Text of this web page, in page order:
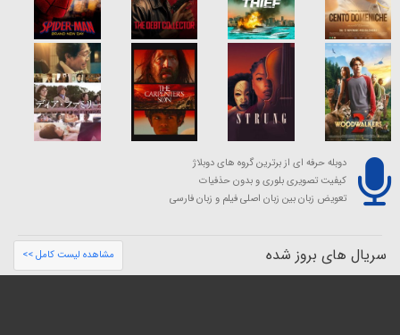
دوبله حرفه ای از برترین گروه های دوبلاژ
کیفیت تصویری بلوری و بدون حذفیات
تعویض زبان بین زبان اصلی فیلم و زبان فارسی
سریال های بروز شده مشاهده لیست کامل >>